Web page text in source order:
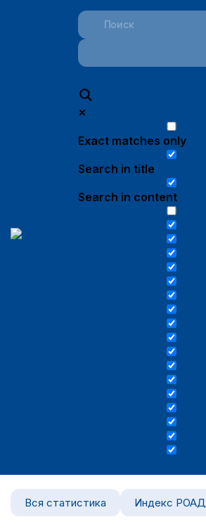
Exact matches only
Search in title
Search in content
Вся статистика Индекс РОАД